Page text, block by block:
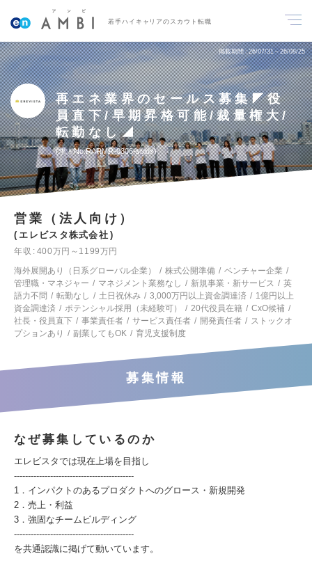
若手ハイキャリアのスカウト転職
掲載期間 26/07/31～26/08/25
再エネ業界のセールス募集◤役
員直下/早期昇格可能/裁量権大/
転勤なし◢
求人No.RARMR-0306-soldx
営業（法人向け）
エレビスタ株式会社
年収
400万円～1199万円
海外展開あり（日系グローバル企業）
株式公開準備
ベンチャー企業
管理職・マネジャー
マネジメント業務なし 新規事業・新サービス
英
語力不問
転勤なし 土日祝休み 3,000万円以上資金調達済
1億円以上
資金調達済
ポテンシャル採用（未経験可） 20代役員在籍
CxO候補
社長・役員直下
事業責任者 サービス責任者 開発責任者
ストックオ
プションあり
副業してもOK 育児支援制度
募集情報
なぜ募集しているのか
エレビスタでは現在上場を目指し
-------------------------------------------
1．インパクトのあるプロダクトへのグロース・新規開発
2．売上・利益
3．強固なチームビルディング
-------------------------------------------
を共通認識に掲げて動いています。